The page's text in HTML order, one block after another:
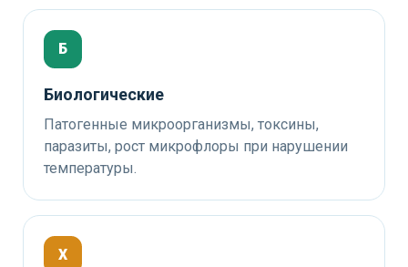
Б
Биологические
Патогенные микроорганизмы, токсины,
паразиты, рост микрофлоры при нарушении
температуры.
Х